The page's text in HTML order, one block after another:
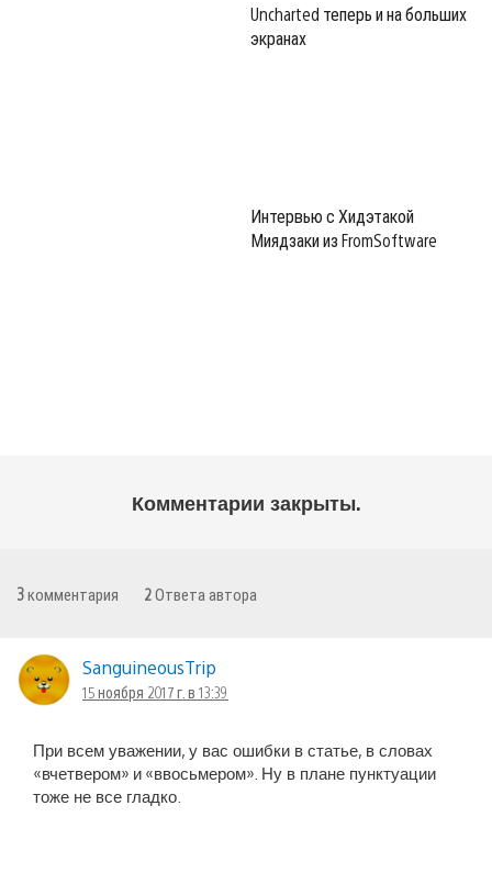
Uncharted теперь и на больших
экранах
Интервью с Хидэтакой
Миядзаки из FromSoftware
Комментарии закрыты.
3комментария 2Ответа автора
SanguineousTrip
15 ноября 2017 г. в 13:39
При всем уважении, у вас ошибки в статье, в словах
«вчетвером» и «ввосьмером». Ну в плане пунктуации
тоже не все гладко.